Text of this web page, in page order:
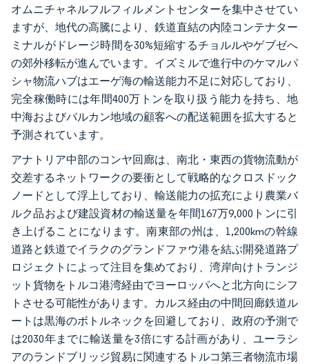
オムニチャネルフルフィルメントセンターを集中させてい
ますが、地代の高騰により、鉄道直結の内陸コンテナター
ミナルがドレージ時間を30%短縮するチョルルやゲブゼへ
の郊外移転が進んでいます。イズミルで進行中のケマルパ
シャ物流ハブはエーゲ海の輸送能力不足に対応しており、
完全稼働時には年間400万トンを取り扱う能力を持ち、地
中海およびバルカン地域の顧客への配送範囲を拡大すると
予測されています。
アナトリア中部のコンヤ回廊は、南北・東西の貨物流動が
交差するネットワークの要衝として戦略的なクロスドック
ノードとして浮上しており、輸送能力の拡充により農業バ
ルク品および建設資材の輸送量を年間167万9,000トンに引
き上げることになります。南東部の州は、1,200kmの幹線
道路と鉄道でイラクのグランドファウ港を結ぶ開発道路プ
ロジェクトによって注目を集めており、湾岸向けトランジ
ット貨物をトルコ港湾経由でヨーロッパへと北方向にシフ
トさせる可能性があります。カルス経由の中間回廊鉄道ル
ートは黒海のボトルネックを回避しており、政府の予測で
は2030年までに輸送量を3倍にする計画があり、ユーラシ
アのランドブリッジ貿易に関連するトルコ第三者物流市場